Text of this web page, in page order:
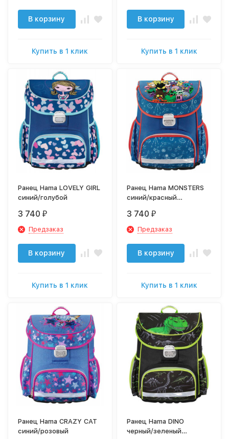
В корзину
Купить в 1 клик
В корзину
Купить в 1 клик
Ранец Hama LOVELY GIRL
синий/голубой
3 740 ₽
Предзаказ
В корзину
Купить в 1 клик
Ранец Hama MONSTERS
синий/красный
3 740 ₽
Предзаказ
В корзину
Купить в 1 клик
Ранец Hama CRAZY CAT
синий/розовый
Ранец Hama DINO
черный/зеленый